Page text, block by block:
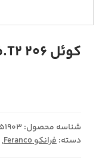
کوئل 206 T2.فرانکو
شناسه محصول:
دسته:فرانکو Feranco ,